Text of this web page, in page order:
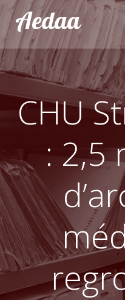
Aedaa
CHU
: 2,5